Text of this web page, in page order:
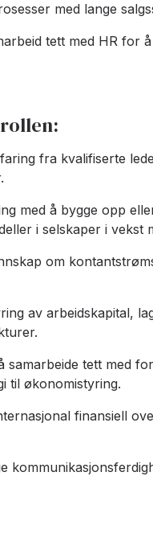
med lange
tett med HR for
fra kvalifiserte
.
med å bygge opp
i selskaper i vekst
om
av arbeidskapital,
.
samarbeide tett med
til økonomistyring.
finansiell